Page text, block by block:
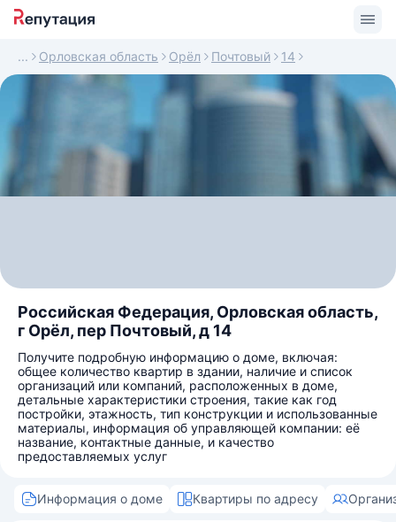
Орловская область Орёл Почтовый 14
Российская Федерация, Орловская область,
г Орёл, пер Почтовый, д 14
Получите подробную информацию о доме, включая:
общее количество квартир в здании, наличие и список
организаций или компаний, расположенных в доме,
детальные характеристики строения, такие как год
постройки, этажность, тип конструкции и использованные
материалы, информация об управляющей компании: её
название, контактные данные, и качество
предоставляемых услуг
Информация о доме Квартиры по адресу